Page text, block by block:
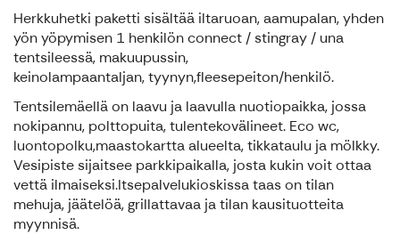
Herkkuhetki paketti sisältää iltaruoan, aamupalan, yhden
yön yöpymisen 1 henkilön connect / stingray / una
tentsileessä, makuupussin,
keinolampaantaljan, tyynyn,fleesepeiton/henkilö.
Tentsilemäellä on laavu ja laavulla nuotiopaikka, jossa
nokipannu, polttopuita, tulentekovälineet. Eco wc,
luontopolku,maastokartta alueelta, tikkataulu ja mölkky.
Vesipiste sijaitsee parkkipaikalla, josta kukin voit ottaa
vettä ilmaiseksi.Itsepalvelukioskissa taas on tilan
mehuja, jäätelöä, grillattavaa ja tilan kausituotteita
myynnisä.